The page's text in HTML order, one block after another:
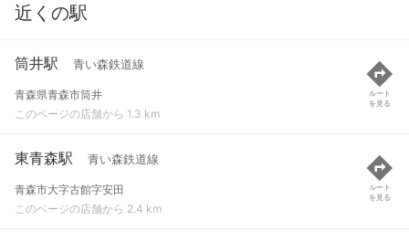
近くの駅
筒井駅 青い森鉄道線
青森県青森市筒井
このページの店舗から 1.3 km
ルート
を見る
東青森駅 青い森鉄道線
青森市大字古館字安田
このページの店舗から 2.4 km
ルート
を見る